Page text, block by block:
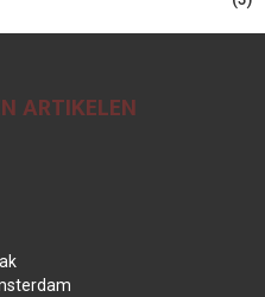
ARTIKELEN